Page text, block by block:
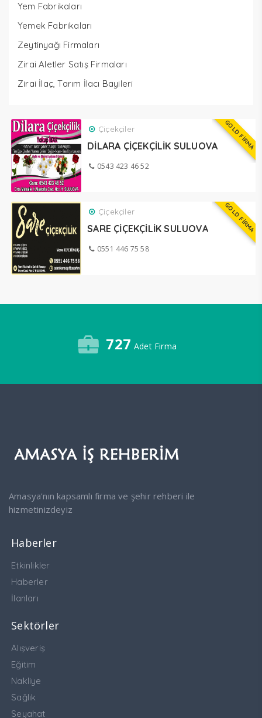
Yem Fabrikaları
Yemek Fabrikaları
Zeytinyağı Firmaları
Zirai Aletler Satış Firmaları
Zirai İlaç, Tarım İlacı Bayileri
GOLD FİRMA
Çiçekçiler
DİLARA ÇİÇEKÇİLİK SULUOVA
0543 423 46 52
GOLD FİRMA
Çiçekçiler
SARE ÇİÇEKÇİLİK SULUOVA
0551 446 75 58
727 Adet Firma
Amasya'nın kapsamlı firma ve şehir rehberi ile
hizmetinizdeyiz
Haberler
Etkinlikler
Haberler
İlanları
Sektörler
Alışveriş
Eğitim
Nakliye
Sağlık
Seyahat